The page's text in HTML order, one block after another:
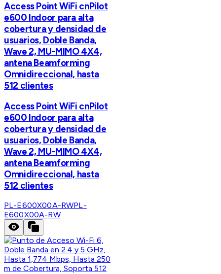
Access Point WiFi cnPilot
e600 Indoor para alta
cobertura y densidad de
usuarios, Doble Banda,
Wave 2, MU-MIMO 4X4,
antena Beamforming
Omnidireccional, hasta
512 clientes
Access Point WiFi cnPilot
e600 Indoor para alta
cobertura y densidad de
usuarios, Doble Banda,
Wave 2, MU-MIMO 4X4,
antena Beamforming
Omnidireccional, hasta
512 clientes
PL-E600X00A-RWPL-
E600X00A-RW